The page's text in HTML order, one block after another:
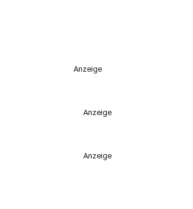
Anzeige
Anzeige
Anzeige